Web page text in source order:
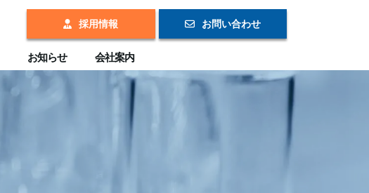
採用情報 お問い合わせ
お知らせ 会社案内